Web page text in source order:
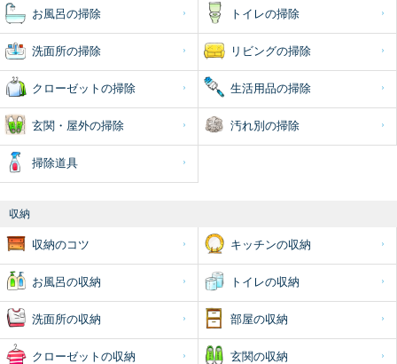
お風呂の掃除 トイレの掃除
洗面所の掃除 リビングの掃除
クローゼットの掃除 生活用品の掃除
玄関・屋外の掃除 汚れ別の掃除
掃除道具
収納
収納のコツ キッチンの収納
お風呂の収納 トイレの収納
洗面所の収納 部屋の収納
クローゼットの収納 玄関の収納